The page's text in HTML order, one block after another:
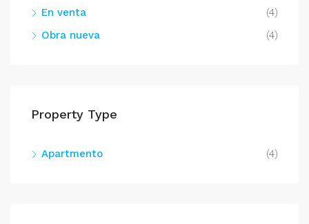
En venta
(4)
Obra nueva
(4)
Property Type
Apartmento (4)